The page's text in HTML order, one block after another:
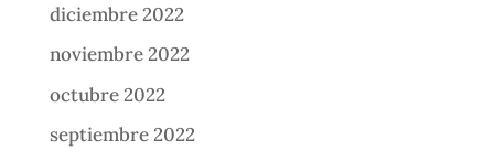
diciembre 2022
noviembre 2022
octubre 2022
septiembre 2022